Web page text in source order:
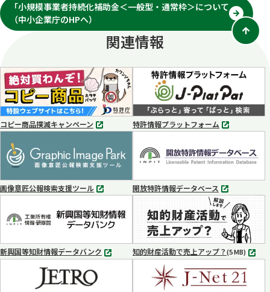
「小規模事業者持続化補助金＜一般型・通常枠＞について
（中小企業庁のHPへ）
別
タ
ブ
く
関連情報
コピー商品撲滅キャンペーン
別
で
開
く
特許情報プラットフォーム
別
ブ
で
く
画像意匠公報検索支援ツール
別
ブ
で
く
開放特許情報データベース
別
タ
ブ
で
開
く
新興国等知財情報データバンク
別
知的財産活動で売上アップ？(5 MB) MP4